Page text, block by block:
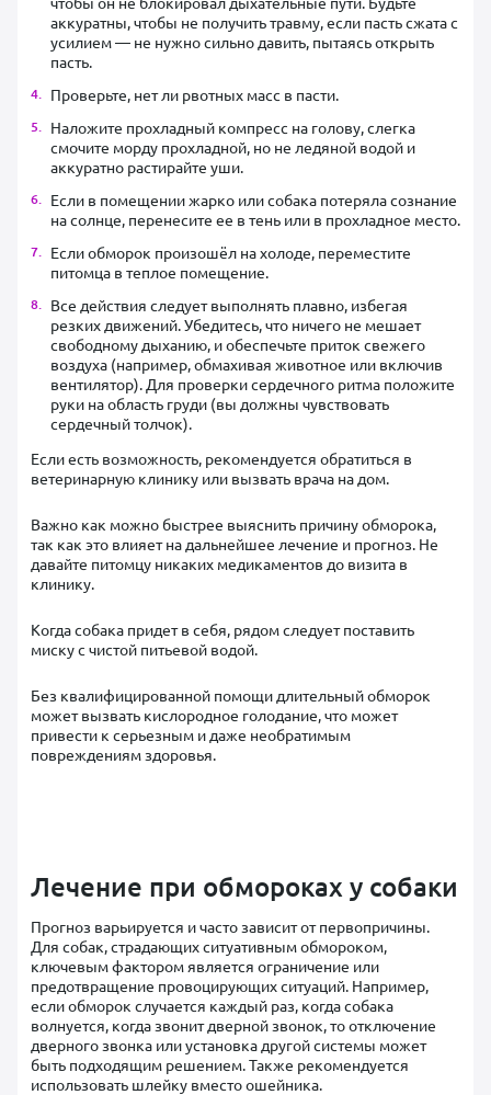
аккуратны, чтобы не получить травму, если пасть сжата с
усилием — не нужно сильно давить, пытаясь открыть
пасть.
Проверьте, нет ли рвотных масс в пасти.
Наложите прохладный компресс на голову, слегка
смочите морду прохладной, но не ледяной водой и
аккуратно растирайте уши.
Если в помещении жарко или собака потеряла сознание
на солнце, перенесите ее в тень или в прохладное место.
Если обморок произошёл на холоде, переместите
питомца в теплое помещение.
Все действия следует выполнять плавно, избегая
резких движений. Убедитесь, что ничего не мешает
свободному дыханию, и обеспечьте приток свежего
воздуха (например, обмахивая животное или включив
вентилятор). Для проверки сердечного ритма положите
руки на область груди (вы должны чувствовать
сердечный толчок).
Если есть возможность, рекомендуется обратиться в
ветеринарную клинику или вызвать врача на дом.
Важно как можно быстрее выяснить причину обморока,
так как это влияет на дальнейшее лечение и прогноз. Не
давайте питомцу никаких медикаментов до визита в
клинику.
Когда собака придет в себя, рядом следует поставить
миску с чистой питьевой водой.
Без квалифицированной помощи длительный обморок
может вызвать кислородное голодание, что может
привести к серьезным и даже необратимым
повреждениям здоровья.
Лечение при обмороках у собаки
Прогноз варьируется и часто зависит от первопричины.
Для собак, страдающих ситуативным обмороком,
ключевым фактором является ограничение или
предотвращение провоцирующих ситуаций. Например,
если обморок случается каждый раз, когда собака
волнуется, когда звонит дверной звонок, то отключение
дверного звонка или установка другой системы может
быть подходящим решением. Также рекомендуется
использовать шлейку вместо ошейника.